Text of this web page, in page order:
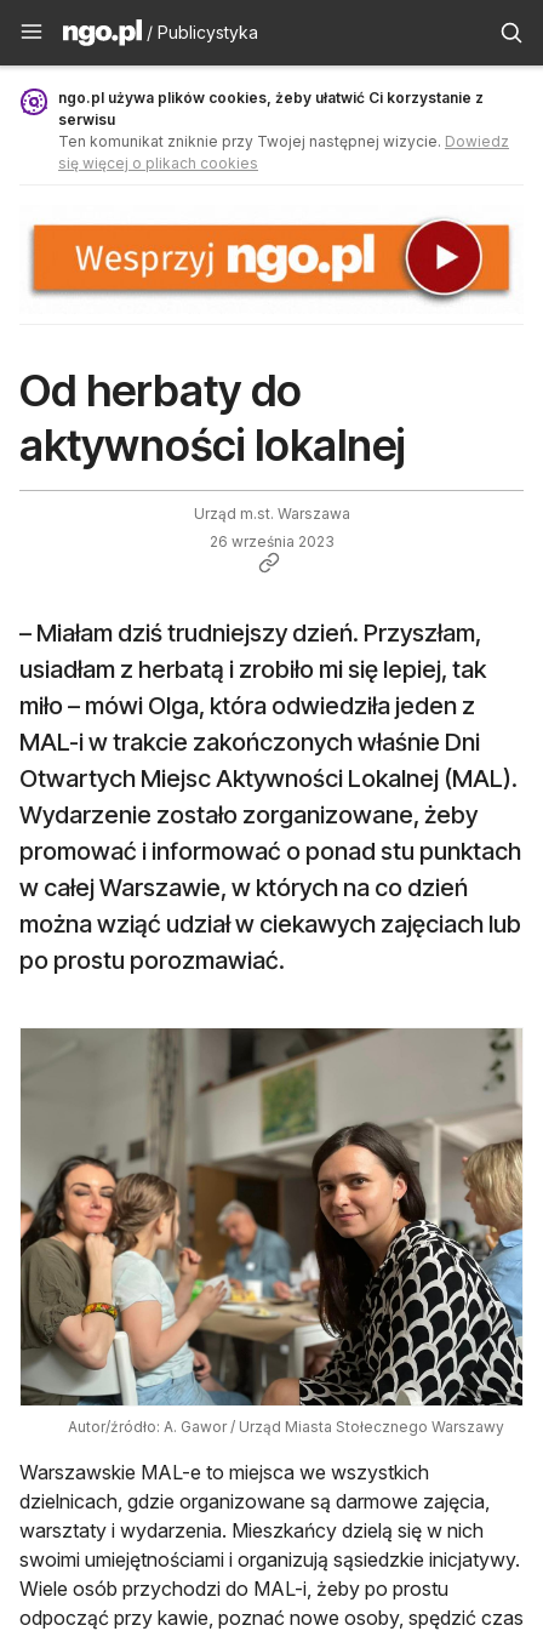
Publicystyka - ngo.pl
/ Publicystyka
ngo.pl używa plików cookies, żeby ułatwić Ci korzystanie z
serwisu
Ten komunikat zniknie przy Twojej następnej wizycie. Dowiedz
się więcej o plikach cookies
Od herbaty do
aktywności lokalnej
Urząd m.st. Warszawa
26 września 2023
– Miałam dziś trudniejszy dzień. Przyszłam,
usiadłam z herbatą i zrobiło mi się lepiej, tak
miło – mówi Olga, która odwiedziła jeden z
MAL-i w trakcie zakończonych właśnie Dni
Otwartych Miejsc Aktywności Lokalnej (MAL).
Wydarzenie zostało zorganizowane, żeby
promować i informować o ponad stu punktach
w całej Warszawie, w których na co dzień
można wziąć udział w ciekawych zajęciach lub
po prostu porozmawiać.
Autor/źródło: A. Gawor / Urząd Miasta Stołecznego Warszawy
Warszawskie MAL-e to miejsca we wszystkich
dzielnicach, gdzie organizowane są darmowe zajęcia,
warsztaty i wydarzenia. Mieszkańcy dzielą się w nich
swoimi umiejętnościami i organizują sąsiedzkie inicjatywy.
Wiele osób przychodzi do MAL-i, żeby po prostu
odpocząć przy kawie, poznać nowe osoby, spędzić czas